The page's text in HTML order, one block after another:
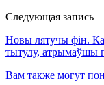
Следующая запись
Новы лятучы фін.
тытулу, атрымаўшы
Вам также могут